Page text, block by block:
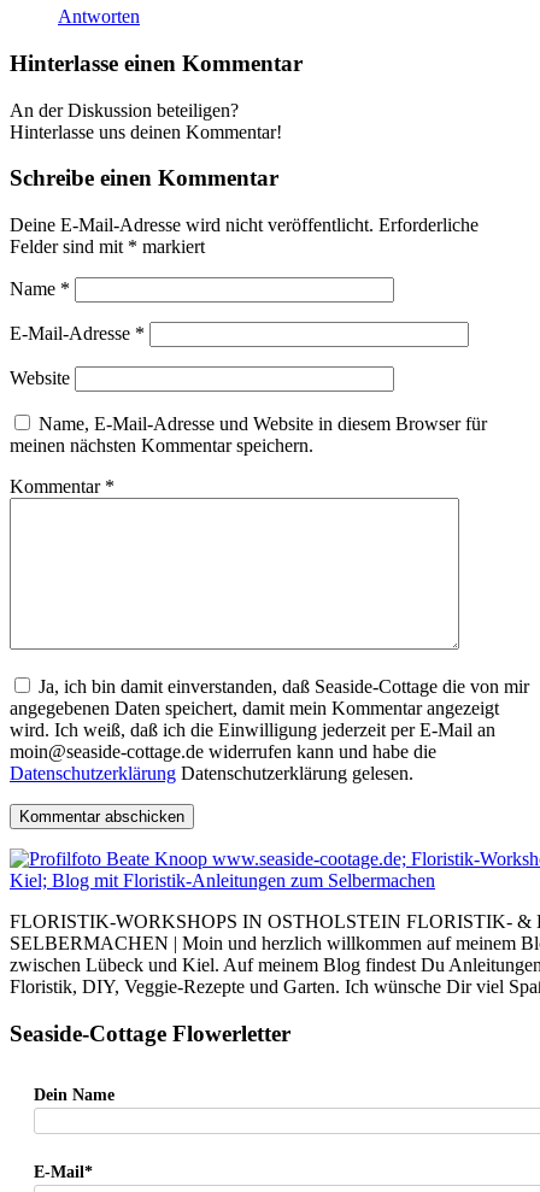
Antworten
Hinterlasse einen Kommentar
An der Diskussion beteiligen?
Hinterlasse uns deinen Kommentar!
Schreibe einen Kommentar
Deine E-Mail-Adresse wird nicht veröffentlicht. Erforderliche
Felder sind mit * markiert
Name *
E-Mail-Adresse *
Website
Name, E-Mail-Adresse und Website in diesem Browser für
meinen nächsten Kommentar speichern.
Kommentar *
Ja, ich bin damit einverstanden, daß Seaside-Cottage die von mir
angegebenen Daten speichert, damit mein Kommentar angezeigt
wird. Ich weiß, daß ich die Einwilligung jederzeit per E-Mail an
moin@seaside-cottage.de widerrufen kann und habe die
Datenschutzerklärung Datenschutzerklärung gelesen.
FLORISTIK-WORKSHOPS IN OSTHOLSTEIN FLORISTIK-
SELBERMACHEN | Moin und herzlich willkommen auf meinem
zwischen Lübeck und Kiel. Auf meinem Blog findest Du
Floristik, DIY, Veggie-Rezepte und Garten. Ich wünsche Dir viel
Seaside-Cottage Flowerletter
Dein Name
E-Mail*